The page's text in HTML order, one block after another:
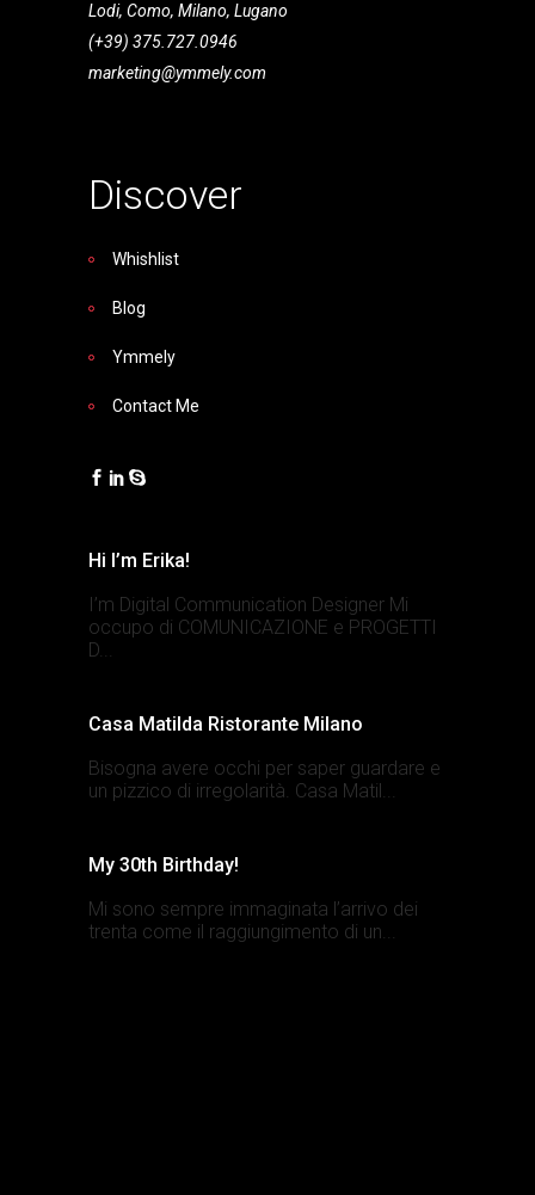
Lodi, Como, Milano, Lugano
(+39) 375.727.0946
marketing@ymmely.com
Discover
Whishlist
Blog
Ymmely
Contact Me
Hi I’m Erika!
I’m Digital Communication Designer Mi
occupo di COMUNICAZIONE e PROGETTI
D...
Casa Matilda Ristorante Milano
Bisogna avere occhi per saper guardare e
un pizzico di irregolarità. Casa Matil...
My 30th Birthday!
Mi sono sempre immaginata l’arrivo dei
trenta come il raggiungimento di un...